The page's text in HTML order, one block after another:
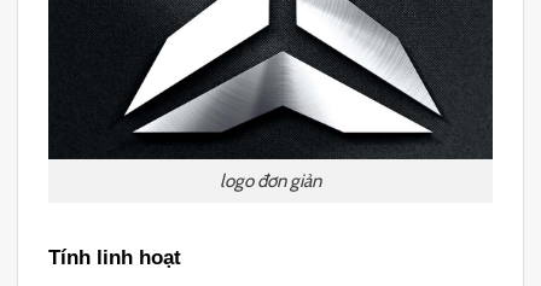
logo đơn giản
Tính linh hoạt